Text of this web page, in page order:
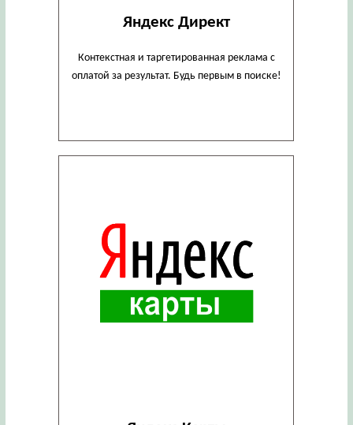
Яндекс Директ
Контекстная и таргетированная реклама с
оплатой за результат. Будь первым в поиске!